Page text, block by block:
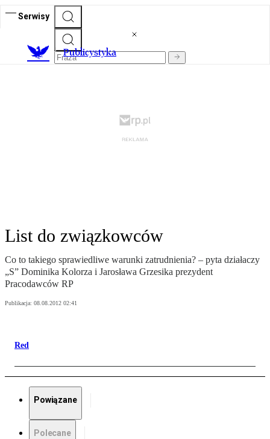
Serwisy
Publicystyka
List do związkowców
Co to takiego sprawiedliwe warunki zatrudnienia? – pyta działaczy
„S” Dominika Kolorza i Jarosława Grzesika prezydent
Pracodawców RP
Publikacja: 08.08.2012 02:41
Red
Powiązane
Polecane